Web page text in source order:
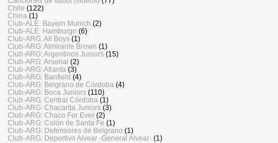
Chile (122)
China (1)
Club-ALE: Bayern Munich (2)
Club-ALE: Hamburgo (6)
Club-ARG: All Boys (1)
Club-ARG: Almirante Brown (1)
Club-ARG: Argentinos Juniors (15)
Club-ARG: Arsenal (2)
Club-ARG: Atlanta (3)
Club-ARG: Banfield (4)
Club-ARG: Belgrano de Córdoba (4)
Club-ARG: Boca Juniors (110)
Club-ARG: Central Córdoba (1)
Club-ARG: Chacarita Juniors (3)
Club-ARG: Chaco For Ever (2)
Club-ARG: Colón de Santa Fe (1)
Club-ARG: Defensores de Belgrano (1)
Club-ARG: Deportivo Alvear -General Alvear- (1)